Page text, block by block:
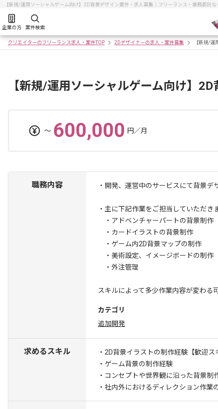
【新規/運用ソーシャルゲーム向け】2D背景デザイン案件・求人募集｜フリーランス・業務委託
企業の方 案件検索
クリエイターのフリーランス求人・案件TOP 2Dデザイナーの求人・案件募集 【新規/運
【新規/運用ソーシャルゲーム向け】
〜 600,000 円／月
職務内容 ・開発、運営中のサービスにて背景デ
・主に下記作業をご担当していただき
・アドベンチャーパートの背景制作
・カードイラストの背景制作
・ゲーム内2D背景マップの制作
・美術設定、イメージボードの制作
・外注管理
スキルによって多少作業内容が変わる
カテゴリ
追加開発
求めるスキル ・2D背景イラストの制作経験 【歓迎
・ゲーム背景の制作経験
・コンセプトや世界観に沿った背景制
・社内外におけるディレクション作業